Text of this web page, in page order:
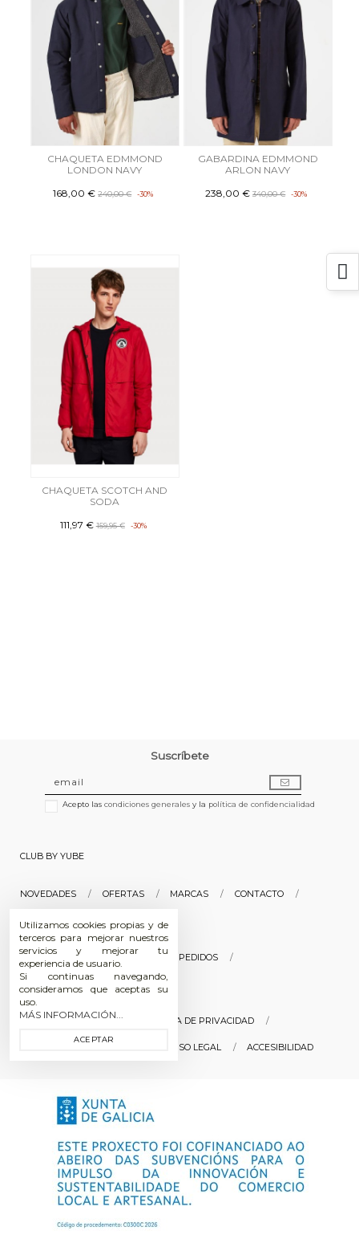
CHAQUETA EDMMOND
LONDON NAVY
168,00 € 240,00 € -30%
GABARDINA EDMMOND
ARLON NAVY
238,00 € 340,00 € -30%
CHAQUETA SCOTCH AND
SODA
111,97 € 159,95 € -30%
Suscríbete
Acepto las condiciones generalesy la política de confidencialidad
CLUB BY YUBE
NOVEDADES OFERTAS MARCAS CONTACTO
SOBRE NOSOTROS
INICIAR SESIÓN HISTORIAL DE PEDIDOS
SEGUIMIENTO DE PEDIDOS
POLÍTICA DE COOKIES POLÍTICA DE PRIVACIDAD
AVISO LEGAL ACCESIBILIDAD
Utilizamos cookies propias y de
terceros para mejorar nuestros
servicios y mejorar tu
experiencia de usuario.
Si continuas navegando,
consideramos que aceptas su
uso.
MÁS INFORMACIÓN...
ACEPTAR